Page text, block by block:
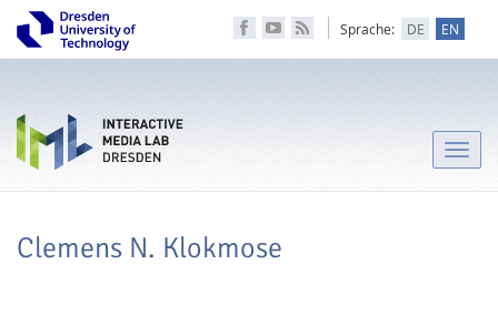
Sprache: DE EN
Toggle
Clemens N. Klokmose